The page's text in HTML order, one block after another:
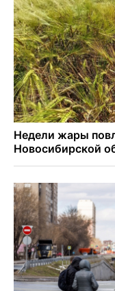
Доля рыночной
итогам июля 2026